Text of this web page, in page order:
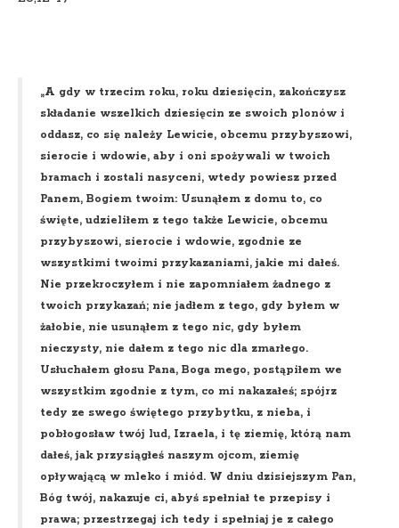
„A gdy w trzecim roku, roku dziesięcin, zakończysz
składanie wszelkich dziesięcin ze swoich plonów i
oddasz, co się należy Lewicie, obcemu przybyszowi,
sierocie i wdowie, aby i oni spożywali w twoich
bramach i zostali nasyceni, wtedy powiesz przed
Panem, Bogiem twoim: Usunąłem z domu to, co
święte, udzieliłem z tego także Lewicie, obcemu
przybyszowi, sierocie i wdowie, zgodnie ze
wszystkimi twoimi przykazaniami, jakie mi dałeś.
Nie przekroczyłem i nie zapomniałem żadnego z
twoich przykazań; nie jadłem z tego, gdy byłem w
żałobie, nie usunąłem z tego nic, gdy byłem
nieczysty, nie dałem z tego nic dla zmarłego.
Usłuchałem głosu Pana, Boga mego, postąpiłem we
wszystkim zgodnie z tym, co mi nakazałeś; spójrz
tedy ze swego świętego przybytku, z nieba, i
pobłogosław twój lud, Izraela, i tę ziemię, którą nam
dałeś, jak przysiągłeś naszym ojcom, ziemię
opływającą w mleko i miód. W dniu dzisiejszym Pan,
Bóg twój, nakazuje ci, abyś spełniał te przepisy i
prawa; przestrzegaj ich tedy i spełniaj je z całego